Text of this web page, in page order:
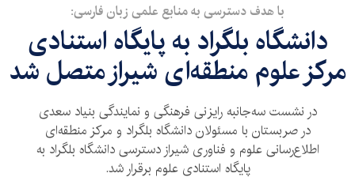
با هدف دسترسی به منابع علمی زبان فارسی:
دانشگاه بلگراد به پایگاه استنادی
مرکز علوم منطقه‌ای شیراز متصل شد
در نشست سه‌جانبه رایزنی فرهنگی و نمایندگی بنیاد سعدی
در صربستان با مسئولان دانشگاه بلگراد و مرکز منطقه‌ای
اطلاع‌رسانی علوم و فناوری شیراز دسترسی دانشگاه بلگراد به
پایگاه استنادی علوم برقرار شد.